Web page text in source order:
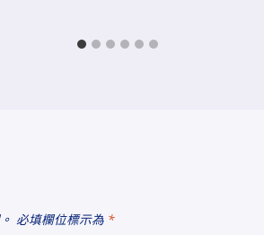
必填欄位標示為 *